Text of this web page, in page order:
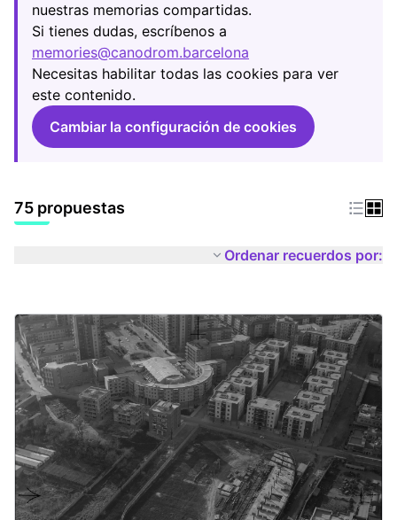
nuestras memorias compartidas.
Si tienes dudas, escríbenos a
memories@canodrom.barcelona
(Abrir en una
Necesitas habilitar todas las cookies para ver
este contenido.
Cambiar la configuración de cookies
75 propuestas
Ordenar recuerdos por: